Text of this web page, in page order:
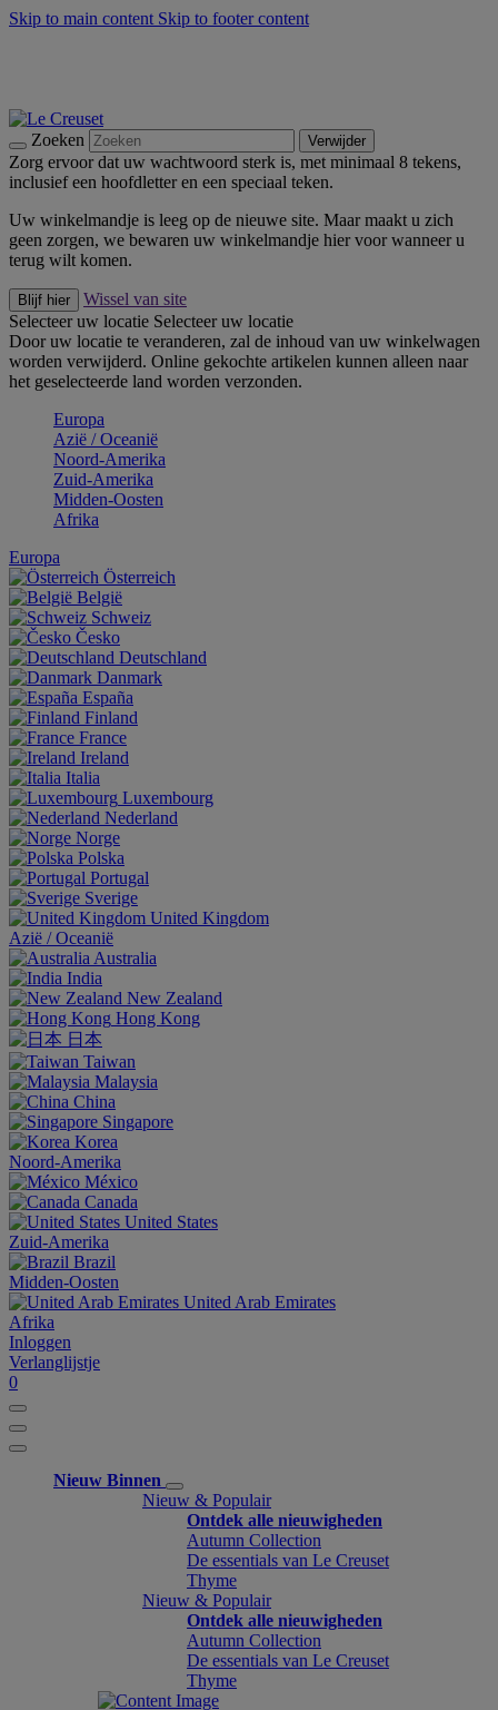
Skip to main content Skip to footer content
Zoeken Verwijder
Zorg ervoor dat uw wachtwoord sterk is, met minimaal 8 tekens,
inclusief een hoofdletter en een speciaal teken.
Uw winkelmandje is leeg op de nieuwe site. Maar maakt u zich
geen zorgen, we bewaren uw winkelmandje hier voor wanneer u
terug wilt komen.
Blijf hier
Wissel van site
Selecteer uw locatie Selecteer uw locatie
Door uw locatie te veranderen, zal de inhoud van uw winkelwagen
worden verwijderd. Online gekochte artikelen kunnen alleen naar
het geselecteerde land worden verzonden.
Europa
Aziё / Oceaniё
Noord-Amerika
Zuid-Amerika
Midden-Oosten
Afrika
Europa
Österreich
België
Schweiz
Česko
Deutschland
Danmark
España
Finland
France
Ireland
Italia
Luxembourg
Nederland
Norge
Polska
Portugal
Sverige
United Kingdom
Aziё / Oceaniё
Australia
India
New Zealand
Hong Kong
日本
Taiwan
Malaysia
China
Singapore
Korea
Noord-Amerika
México
Canada
United States
Zuid-Amerika
Brazil
Midden-Oosten
United Arab Emirates
Afrika
Inloggen
Verlanglijstje
0
Nieuw Binnen
Nieuw & Populair
Ontdek alle nieuwigheden
Autumn Collection
De essentials van Le Creuset
Thyme
Nieuw & Populair
Ontdek alle nieuwigheden
Autumn Collection
De essentials van Le Creuset
Thyme